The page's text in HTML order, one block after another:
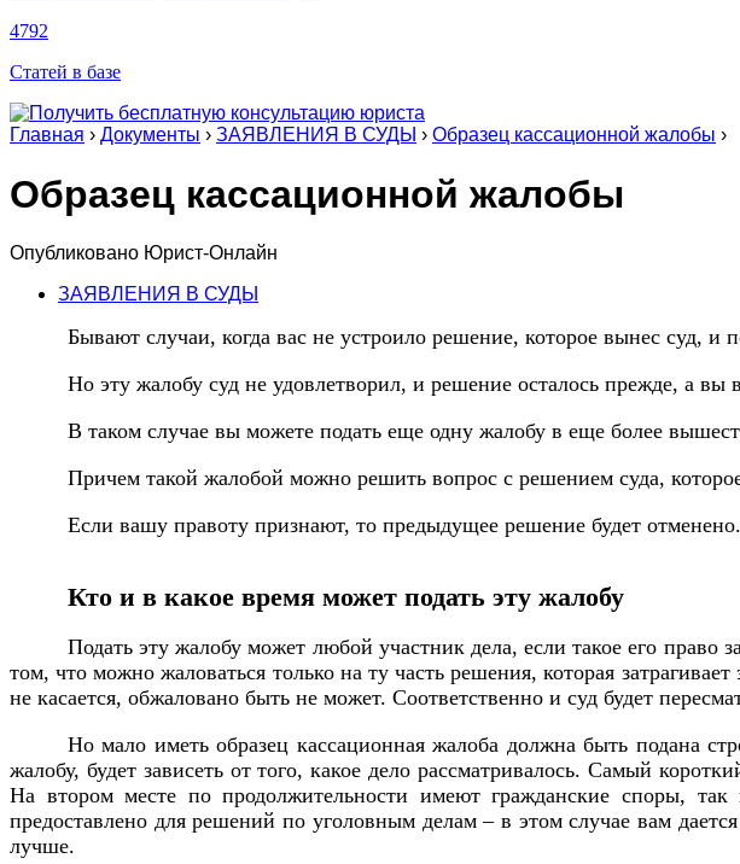
4792
Статей в базе
Главная › Документы › ЗАЯВЛЕНИЯ В СУДЫ › Образец кассационной жалобы ›
Образец кассационной жалобы
Опубликовано Юрист-Онлайн
ЗАЯВЛЕНИЯ В СУДЫ
Бывают случаи, когда вас не устроило решение, которое вынес суд,
Но эту жалобу суд не удовлетворил, и решение осталось прежде, а
В таком случае вы можете подать еще одну жалобу в еще более
Причем такой жалобой можно решить вопрос с решением суда,
Если вашу правоту признают, то предыдущее решение будет отменено.
Кто и в какое время может подать эту жалобу
Подать эту жалобу может любой участник дела, если такое его
том, что можно жаловаться только на ту часть решения, которая
не касается, обжаловано быть не может. Соответственно и суд будет
Но мало иметь образец кассационная жалоба должна быть подана
жалобу, будет зависеть от того, какое дело рассматривалось. Самый
На втором месте по продолжительности имеют гражданские споры,
предоставлено для решений по уголовным делам – в этом случае вам
лучше.